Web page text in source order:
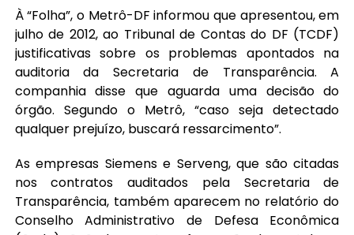
À “Folha”, o Metrô-DF informou que apresentou, em
julho de 2012, ao Tribunal de Contas do DF (TCDF)
justificativas sobre os problemas apontados na
auditoria da Secretaria de Transparência. A
companhia disse que aguarda uma decisão do
órgão. Segundo o Metrô, “caso seja detectado
qualquer prejuízo, buscará ressarcimento”.
As empresas Siemens e Serveng, que são citadas
nos contratos auditados pela Secretaria de
Transparência, também aparecem no relatório do
Conselho Administrativo de Defesa Econômica